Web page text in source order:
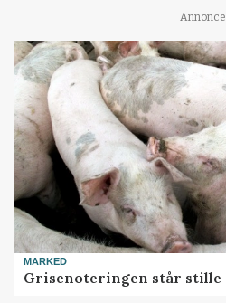
Annonce
MARKED
Grisenoteringen står stille